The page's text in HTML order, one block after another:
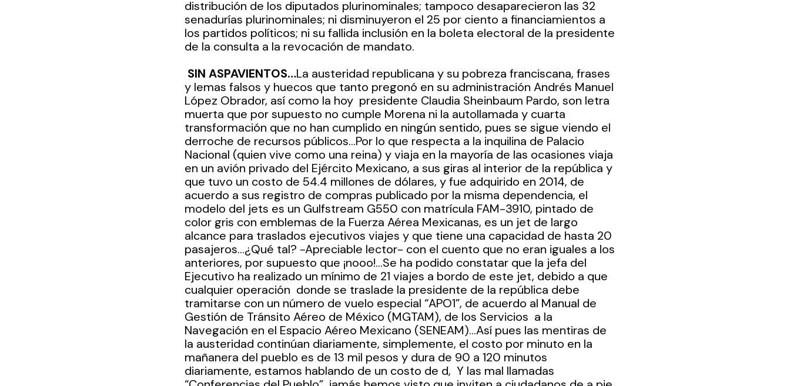
distribución de los diputados plurinominales; tampoco desaparecieron las 32
senadurías plurinominales; ni disminuyeron el 25 por ciento a financiamientos a
los partidos políticos; ni su fallida inclusión en la boleta electoral de la presidente
de la consulta a la revocación de mandato.
SIN ASPAVIENTOS…La austeridad republicana y su pobreza franciscana, frases
y lemas falsos y huecos que tanto pregonó en su administración Andrés Manuel
López Obrador, así como la hoy  presidente Claudia Sheinbaum Pardo, son letra
muerta que por supuesto no cumple Morena ni la autollamada y cuarta
transformación que no han cumplido en ningún sentido, pues se sigue viendo el
derroche de recursos públicos…Por lo que respecta a la inquilina de Palacio
Nacional (quien vive como una reina) y viaja en la mayoría de las ocasiones viaja
en un avión privado del Ejército Mexicano, a sus giras al interior de la república y
que tuvo un costo de 54.4 millones de dólares, y fue adquirido en 2014, de
acuerdo a sus registro de compras publicado por la misma dependencia, el
modelo del jets es un Gulfstream G550 con matrícula FAM-3910, pintado de
color gris con emblemas de la Fuerza Aérea Mexicanas, es un jet de largo
alcance para traslados ejecutivos viajes y que tiene una capacidad de hasta 20
pasajeros…¿Qué tal? -Apreciable lector- con el cuento que no eran iguales a los
anteriores, por supuesto que ¡nooo!…Se ha podido constatar que la jefa del
Ejecutivo ha realizado un mínimo de 21 viajes a bordo de este jet, debido a que
cualquier operación  donde se traslade la presidente de la república debe
tramitarse con un número de vuelo especial “APO1”, de acuerdo al Manual de
Gestión de Tránsito Aéreo de México (MGTAM), de los Servicios  a la
Navegación en el Espacio Aéreo Mexicano (SENEAM)…Así pues las mentiras de
la austeridad continúan diariamente, simplemente, el costo por minuto en la
mañanera del pueblo es de 13 mil pesos y dura de 90 a 120 minutos
diariamente, estamos hablando de un costo de d,  Y las mal llamadas